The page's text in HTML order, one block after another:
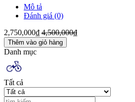
Mô tả
Đánh giá (0)
2,750,000₫ 4,500,000₫
Thêm vào giỏ hàng
Danh mục
Tất cả